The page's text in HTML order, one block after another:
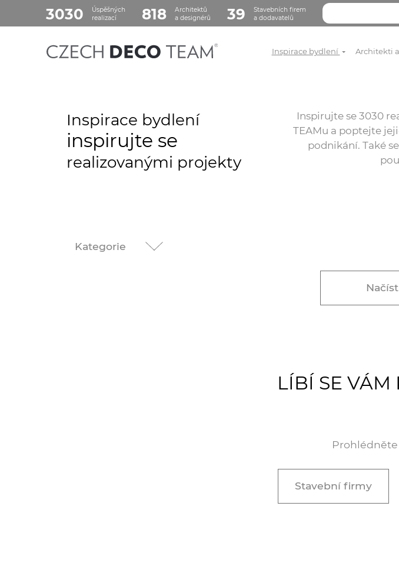
3030
Úspěšných
realizací
818
Architektů
a designérů
39
Stavebních firem
a dodavatelů
Inspirace bydlení Architekti
Inspirace bydlení
inspirujte se
realizovanými projekty
Inspirujte se 3030
TEAMu a poptejte
podnikání. Také
Kategorie
LÍBÍ SE VÁM
Stavební firmy